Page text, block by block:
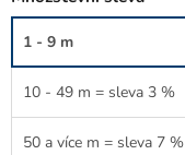
1 - 9 m
10 - 49 m = sleva 3 %
50 a více m = sleva 7 %